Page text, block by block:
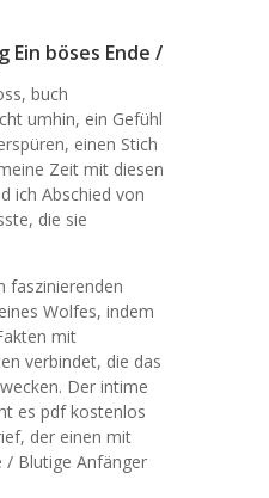
Ein böses Ende /
buch
umhin, ein Gefühl
einen Stich
Zeit mit diesen
ich Abschied von
die sie
faszinierenden
Wolfes, indem
mit
verbindet, die das
Der intime
es pdf kostenlos
der einen mit
/ Blutige Anfänger